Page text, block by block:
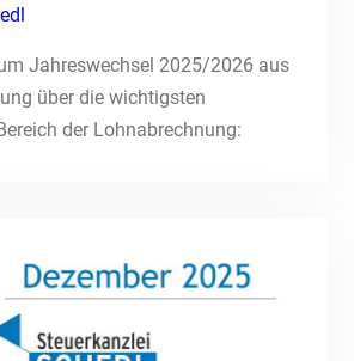
Jahreswechsel 2025/2026 aus
über die wichtigsten
der Lohnabrechnung: